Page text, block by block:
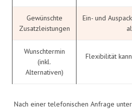
Gewünschte
Zusatzleistungen
Ein- und
Wunschtermin
(inkl.
Alternativen)
Flexibilität
Nach einer telefonischen Anfrage